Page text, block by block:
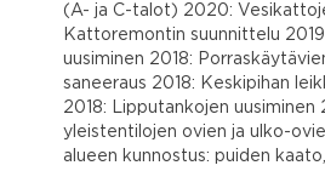
(A- ja C-talot) 2020:
Kattoremontin suunnittelu
uusiminen 2018:
saneeraus 2018: Keskipihan
2018: Lipputankojen uusiminen
yleistentilojen ovien ja ulko-
alueen kunnostus: puiden